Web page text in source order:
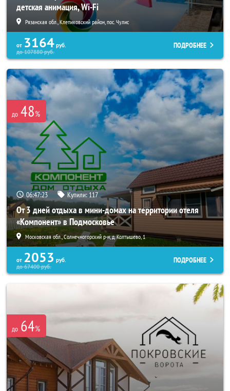
детская анимация, Wi-Fi
Рязанская обл., Клепиковский район, пос. Чулис
от 3164 руб.
до107880руб.
ПОДРОБНЕЕ
до 48%
06:47:21 Купили: 117
От 3 дней отдыха в мини-домах на территории отеля
«Компонент» в Подмосковье
Московская обл., Солнечногорский р-н, д. Колтышево, 1
от 2053 руб.
до67400руб.
ПОДРОБНЕЕ
до 64%